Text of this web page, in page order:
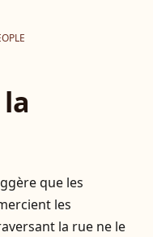
que les
les
la rue ne le